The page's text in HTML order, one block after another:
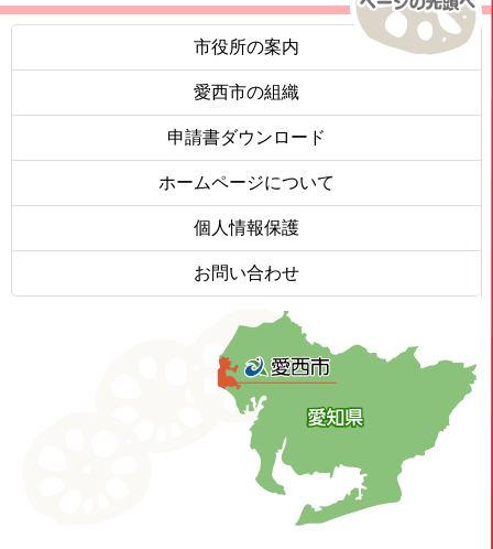
市役所の案内
愛西市の組織
申請書ダウンロード
ホームページについて
個人情報保護
お問い合わせ